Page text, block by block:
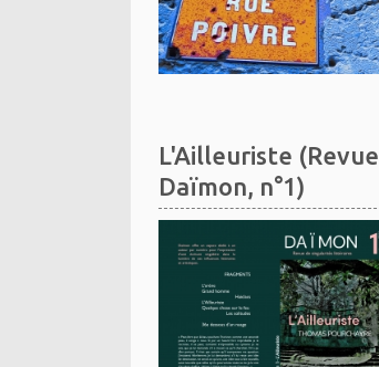
L'Ailleuriste (Revue
Daïmon, n°1)